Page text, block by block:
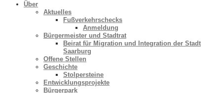
Über
Aktuelles
Fußverkehrschecks
Anmeldung
Bürgermeister und Stadtrat
Beirat für Migration und Integration der Stadt
Saarburg
Offene Stellen
Geschichte
Stolpersteine
Entwicklungsprojekte
Bürgerpark